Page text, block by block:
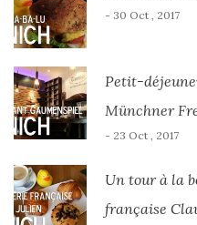
- 30 Oct , 2017
Petit-
Münchner
- 23 Oct , 2017
Un tour à la
française